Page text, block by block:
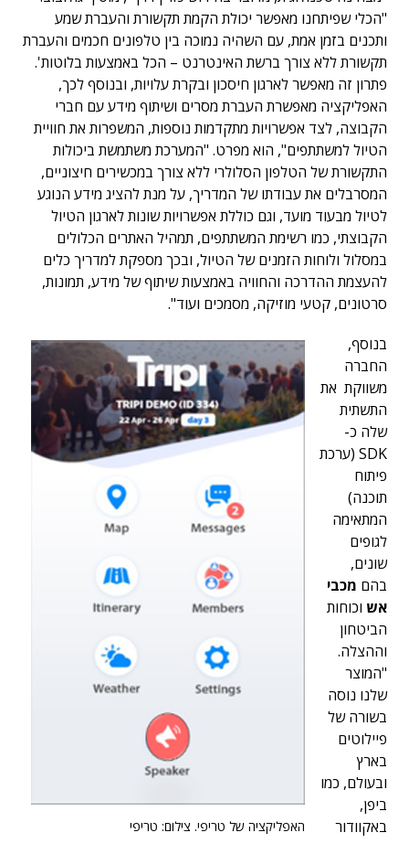
"הכלי שפיתחנו מאפשר יכולת הקמת תקשורת והעברת שמע
ותכנים בזמן אמת, עם השהיה נמוכה בין טלפונים חכמים והעברת
תקשורת ללא צורך ברשת האינטרנט – הכל באמצעות בלוטות'.
פתרון זה מאפשר לארגון חיסכון ובקרת עלויות, ובנוסף לכך,
האפליקציה מאפשרת העברת מסרים ושיתוף מידע עם חברי
הקבוצה, לצד אפשרויות מתקדמות נוספות, המשפרות את חוויית
הטיול למשתתפים", הוא מפרט. "המערכת משתמשת ביכולות
התקשורת של הטלפון הסלולרי ללא צורך במכשירים חיצוניים,
המסרבלים את עבודתו של המדריך, על מנת להציג מידע הנוגע
לטיול מבעוד מועד, וגם כוללת אפשרויות שונות לארגון הטיול
הקבוצתי, כמו רשימת המשתתפים, תמהיל האתרים הכלולים
במסלול ולוחות הזמנים של הטיול, ובכך מספקת למדריך כלים
להעצמת ההדרכה והחוויה באמצעות שיתוף של מידע, תמונות,
סרטונים, קטעי מוזיקה, מסמכים ועוד".
האפליקציה של טריפי. צילום: טריפי
בנוסף,
החברה
משווקת את
התשתית
שלה כ-
SDK (ערכת
פיתוח
תוכנה)
המתאימה
לגופים
שונים,
בהם מכבי
אש וכוחות
הביטחון
וההצלה.
"המוצר
שלנו נוסה
בשורה של
פיילוטים
בארץ
ובעולם, כמו
ביפן,
באקוודור